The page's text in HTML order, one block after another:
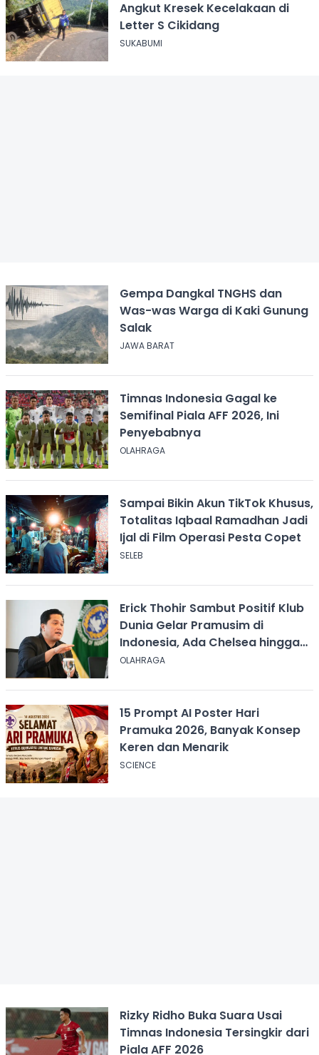
Angkut Kresek Kecelakaan di
Letter S Cikidang
SUKABUMI
Gempa Dangkal TNGHS dan
Was-was Warga di Kaki Gunung
Salak
JAWA BARAT
Timnas Indonesia Gagal ke
Semifinal Piala AFF 2026, Ini
Penyebabnya
OLAHRAGA
Sampai Bikin Akun TikTok Khusus,
Totalitas Iqbaal Ramadhan Jadi
Ijal di Film Operasi Pesta Copet
SELEB
Erick Thohir Sambut Positif Klub
Dunia Gelar Pramusim di
Indonesia, Ada Chelsea hingga
AC Milan
OLAHRAGA
15 Prompt AI Poster Hari
Pramuka 2026, Banyak Konsep
Keren dan Menarik
SCIENCE
Rizky Ridho Buka Suara Usai
Timnas Indonesia Tersingkir dari
Piala AFF 2026